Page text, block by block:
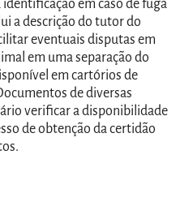
identificação em caso de fuga
a descrição do tutor do
eventuais disputas em
em uma separação do
em cartórios de
de diversas
verificar a disponibilidade
de obtenção da certidão